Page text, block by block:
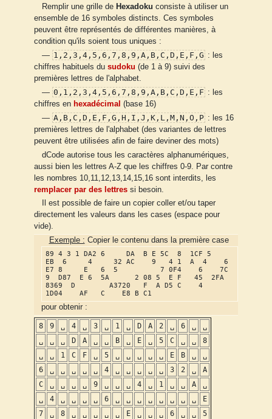
Remplir une grille de Hexadoku consiste à utiliser un
ensemble de 16 symboles distincts. Ces symboles
peuvent être représentés de différentes manières, à
condition qu'ils soient tous uniques :
— 1,2,3,4,5,6,7,8,9,A,B,C,D,E,F,G: les
chiffres habituels du sudoku (de 1 à 9) suivi des
premières lettres de l'alphabet.
— 0,1,2,3,4,5,6,7,8,9,A,B,C,D,E,F: les
chiffres en hexadécimal (base 16)
— A,B,C,D,E,F,G,H,I,J,K,L,M,N,O,P: les 16
premières lettres de l'alphabet (des variantes de lettres
peuvent être utilisées afin de faire deviner des mots)
dCode autorise tous les caractères alphanumériques,
aussi bien les lettres A-Z que les chiffres 0-9. Par contre
les nombres 10,11,12,13,14,15,16 sont interdits, les
remplacer par des lettres si besoin.
Il est possible de faire un copier coller et/ou taper
directement les valeurs dans les cases (espace pour
vide).
Exemple : Copier le contenu dans la première case
89 4 3 1 DA2 6     DA  B E 5C  8  1CF 5
EB  6     4     32 AC    9   4 1  A  4    6
E7 8     E   6  5          7 0F4    6    7C
9  D87  E 6  5A      2 08 5  E F   45  2FA
8369  D        A3720   F  A D5 C    4
1D04    AF   C    E8 B C1
pour obtenir :
8 9 ␣ 4 ␣ 3 ␣ 1 ␣ D A 2 ␣ 6 ␣
␣
␣
␣ ␣ D A ␣ ␣ B ␣ E ␣ 5 C ␣ ␣
8
␣
␣ 1 C F ␣ 5 ␣ ␣ ␣ ␣ ␣ E B ␣
␣
6
␣ ␣ ␣ ␣ ␣ 4 ␣ ␣ ␣ ␣ ␣ 3 2 ␣
A
C
␣ ␣ ␣ ␣ 9 ␣ ␣ ␣ 4 ␣ 1 ␣ ␣ A
␣
␣
4 ␣ ␣ ␣ ␣ 6 ␣ ␣ ␣ ␣ ␣ ␣ ␣ ␣
E
7
␣ 8 ␣ ␣ ␣ ␣ ␣ E ␣ ␣ ␣ 6 ␣ ␣
5